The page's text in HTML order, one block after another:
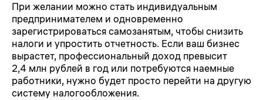
При желании можно стать индивидуальным
предпринимателем и одновременно
зарегистрироваться самозанятым, чтобы снизить
налоги и упростить отчетность. Если ваш бизнес
вырастет, профессиональный доход превысит
2,4 млн рублей в год или потребуются наемные
работники, нужно будет просто перейти на другую
систему налогообложения.